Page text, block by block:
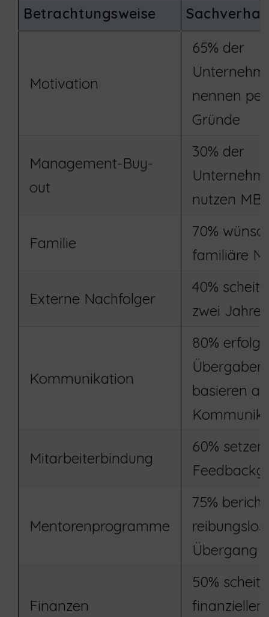
Betrachtungsweise
Motivation
65% der
nennen
Gründe
Management-Buy-
out
30% der
nutzen
Familie
70%
familiäre
Externe Nachfolger
40%
zwei Jahren
Kommunikation
80%
Übergaben
basieren
Mitarbeiterbindung
60%
Mentorenprogramme
75%
Übergang
Finanzen
50%
finanziellen